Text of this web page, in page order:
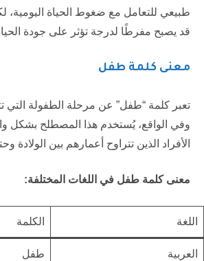
طبيعي للتعامل مع ضغوط الحياة اليومية،
قد يصبح مفرطًا لدرجة تؤثر على جودة
معنى كلمة طفل
تعبر كلمة “طفل” عن مرحلة الطفولة التي
وفي الواقع، يُستخدم هذا المصطلح بشكل
الأفراد الذين تتراوح أعمارهم بين الولادة
معنى كلمة طفل في اللغات المختلفة:
اللغة الكلمة
العربية طفل